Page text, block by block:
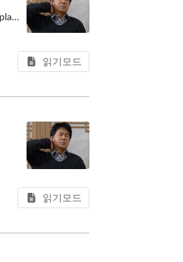
In this post, I’ll continue from the concept of functors I covered previously and move on to explaining monads.
읽기모드
읽기모드